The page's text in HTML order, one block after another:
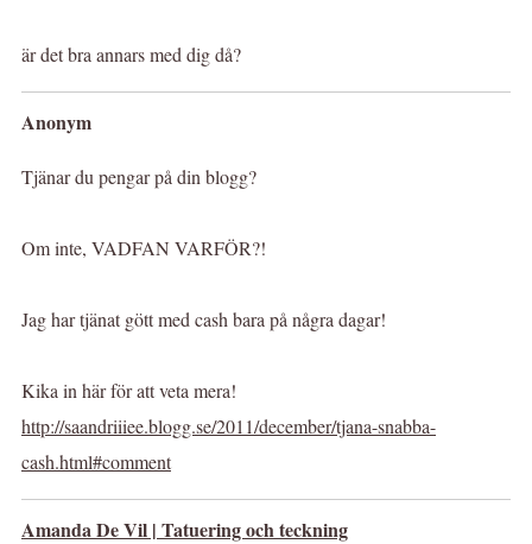
är det bra annars med dig då?
Anonym
Tjänar du pengar på din blogg?
Om inte, VADFAN VARFÖR?!
Jag har tjänat gött med cash bara på några dagar!
Kika in här för att veta mera!
http://saandriiiee.blogg.se/2011/december/tjana-snabba-
cash.html#comment
Amanda De Vil | Tatuering och teckning